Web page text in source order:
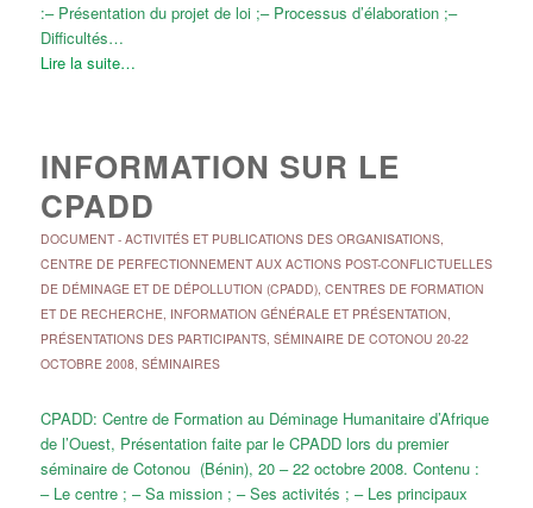
:– Présentation du projet de loi ;– Processus d’élaboration ;–
Difficultés…
Lire la suite…
INFORMATION SUR LE
CPADD
DOCUMENT- ACTIVITÉS ET PUBLICATIONS DES ORGANISATIONS,
CENTRE DE PERFECTIONNEMENT AUX ACTIONS POST-CONFLICTUELLES
DE DÉMINAGE ET DE DÉPOLLUTION (CPADD), CENTRES DE FORMATION
ET DE RECHERCHE, INFORMATION GÉNÉRALE ET PRÉSENTATION,
PRÉSENTATIONS DES PARTICIPANTS, SÉMINAIRE DE COTONOU 20-22
OCTOBRE 2008, SÉMINAIRES
CPADD: Centre de Formation au Déminage Humanitaire d’Afrique
de l’Ouest, Présentation faite par le CPADD lors du premier
séminaire de Cotonou (Bénin), 20 – 22 octobre 2008. Contenu :
– Le centre ; – Sa mission ; – Ses activités ; – Les principaux